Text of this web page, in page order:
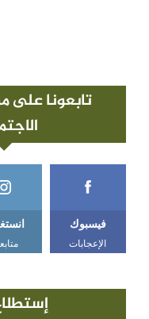
تابعونا على
فيسبوك
الإعجابات